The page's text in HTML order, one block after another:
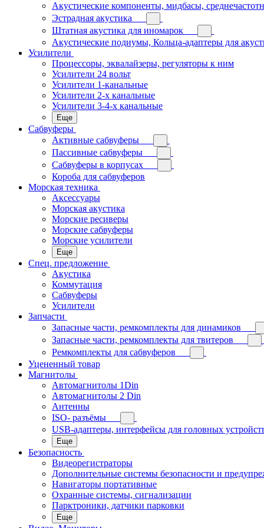
Акустические компоненты, мидбасы,
Эстрадная акустика
Штатная акустика для иномарок
Акустические подиумы, Кольца-адаптеры для
Усилители
Процессоры, эквалайзеры, регуляторы к ним
Усилители 24 вольт
Усилители 1-канальные
Усилители 2-х канальные
Усилители 3-4-х канальные
Еще
Сабвуферы
Активные сабвуферы
Пассивные сабвуферы
Сабвуферы в корпусах
Короба для сабвуферов
Морская техника
Аксессуары
Морская акустика
Морские ресиверы
Морские сабвуферы
Морские усилители
Еще
Спец. предложение
Акустика
Коммутация
Сабвуферы
Усилители
Запчасти
Запасные части, ремкомплекты для динамиков
Запасные части, ремкомплекты для твитеров
Ремкомплекты для сабвуферов
Уцененный товар
Магнитолы
Автомагнитолы 1Din
Автомагнитолы 2 Din
Антенны
ISO- разъёмы
USB-адаптеры, интерфейсы для головных
Еще
Безопасность
Видеорегистраторы
Дополнительные системы безопасности и
Навигаторы портативные
Охранные системы, сигнализации
Парктроники, датчики парковки
Еще